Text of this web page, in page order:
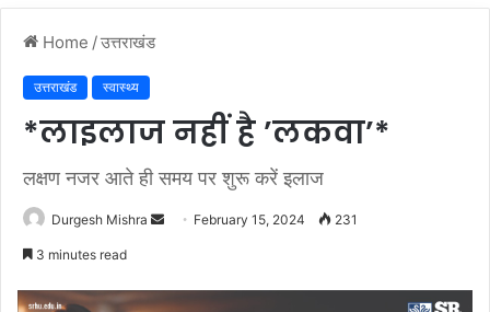
Home /उत्तराखंड
उत्तराखंड स्वास्थ्य
*लाइलाज नहीं है ’लकवा’*
लक्षण नजर आते ही समय पर शुरू करें इलाज
Durgesh Mishra
Send February 15, 2024 231
3 minutes read